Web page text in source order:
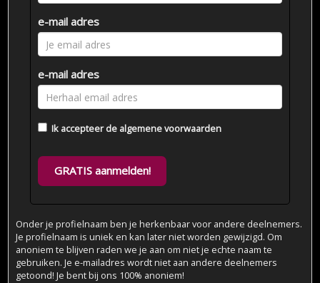
e-mail adres
e-mail adres
Ik accepteer de algemene voorwaarden
GRATIS aanmelden!
Onder je profielnaam ben je herkenbaar voor andere deelnemers.
Je profielnaam is uniek en kan later niet worden gewijzigd. Om
anoniem te blijven raden we je aan om niet je echte naam te
gebruiken. Je e-mailadres wordt niet aan andere deelnemers
getoond! Je bent bij ons 100% anoniem!